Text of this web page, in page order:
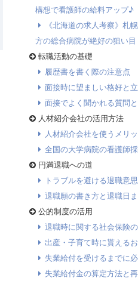
構想で看護師の給料アップ♪
《北海道の求人考察》札
方の総合病院が絶好の狙い目
転職活動の基礎
履歴書を書く際の注意点
面接時に望ましい格好と
面接でよく聞かれる質問
人材紹介会社の活用方法
人材紹介会社を使うメリ
全国の大学病院の看護師
円満退職への道
トラブルを避ける退職意
退職願の書き方と退職日
公的制度の活用
退職時に関する社会保険
出産・子育て時に貰える
失業給付を受けるまでに
失業給付金の算定方法と